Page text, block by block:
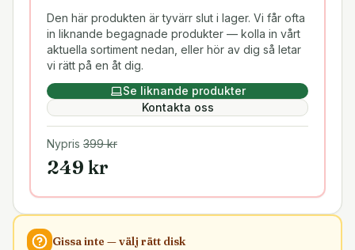
Den här produkten är tyvärr slut i lager. Vi får ofta
in liknande begagnade produkter — kolla in vårt
aktuella sortiment nedan, eller hör av dig så letar
vi rätt på en åt dig.
Se liknande produkter
Kontakta oss
Nypris 399kr
249 kr
Gissa inte — välj rätt disk